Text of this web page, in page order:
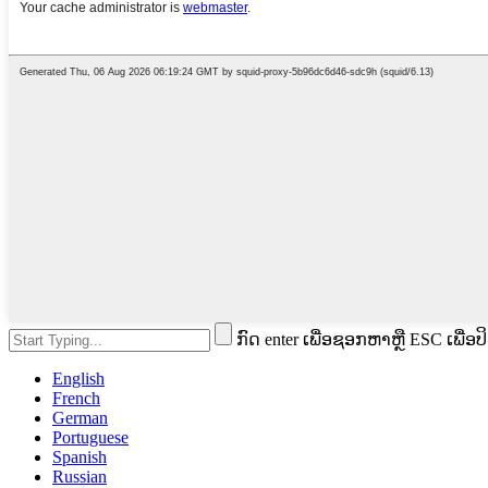
ກົດ enter ເພື່ອຊອກຫາຫຼື ESC ເພື່ອ
English
French
German
Portuguese
Spanish
Russian